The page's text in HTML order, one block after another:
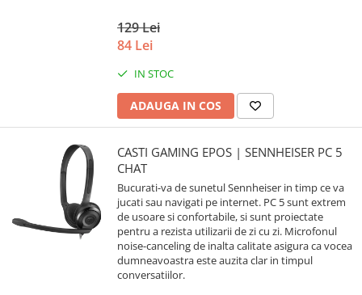
129 Lei
84 Lei
IN STOC
ADAUGA IN COS
CASTI GAMING EPOS | SENNHEISER PC 5
CHAT
Bucurati-va de sunetul Sennheiser in timp ce va
jucati sau navigati pe internet. PC 5 sunt extrem
de usoare si confortabile, si sunt proiectate
pentru a rezista utilizarii de zi cu zi. Microfonul
noise-canceling de inalta calitate asigura ca vocea
dumneavoastra este auzita clar in timpul
conversatiilor.